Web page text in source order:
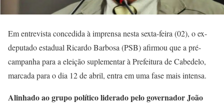
Em entrevista concedida à imprensa nesta sexta-feira (02), o ex-
deputado estadual Ricardo Barbosa (PSB) afirmou que a pré-
campanha para a eleição suplementar à Prefeitura de Cabedelo,
marcada para o dia 12 de abril, entra em uma fase mais intensa.
Alinhado ao grupo político liderado pelo governador João